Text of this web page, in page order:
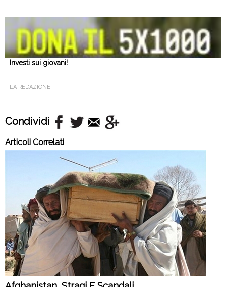
Investi sui giovani!
LA REDAZIONE
Condividi
Articoli Correlati